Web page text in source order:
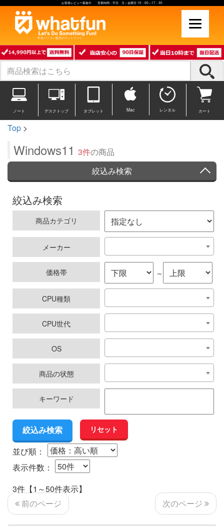
お客様レビュー募集中 営業時間：平日 月～金曜日 10：00～17：30
中古パソコン販売のワットファン
ノート デスクトップ タブレット Mac レンタル カート
Top >
Windows11 3件の商品
絞込み検索
絞込み検索
商品カテゴリ
メーカー
価格帯 ～
CPU種類
CPU世代
OS
商品の状態
キーワード
リセット
並び順：
表示件数：
3件【1～50件表示】
前のページ 次のページ